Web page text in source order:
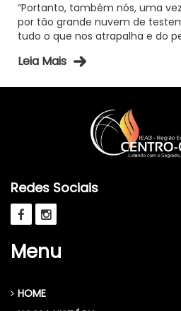
“Portanto, também nós, uma
por tão grande nuvem de
tudo o que nos atrapalha e do
Leia Mais
Redes Sociais
Menu
HOME